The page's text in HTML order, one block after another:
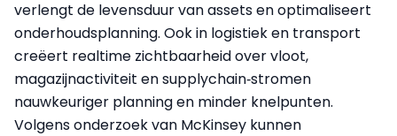
verlengt de levensduur van assets en optimaliseert
onderhoudsplanning. Ook in logistiek en transport
creëert realtime zichtbaarheid over vloot,
magazijnactiviteit en supplychain‑stromen
nauwkeuriger planning en minder knelpunten.
Volgens onderzoek van McKinsey kunnen